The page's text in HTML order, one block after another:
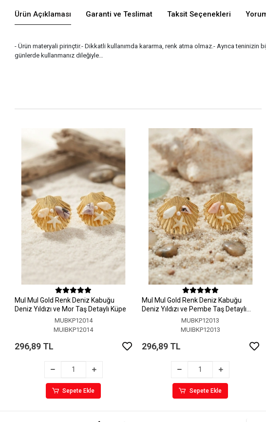
Ürün Açıklaması Garanti ve Teslimat Taksit Seçenekleri
- Ürün materyali pirinçtir.- Dikkatli kullanımda kararma, renk atma olmaz.- Ayrıca teninizin
günlerde kullanmanız dileğiyle…
MuI MuI Gold Renk Deniz Kabuğu
Deniz Yıldızı ve Mor Taş Detaylı Küpe
MUBKP12014
MUIBKP12014
296,89 TL
Sepete Ekle
MuI MuI Gold Renk Deniz Kabuğu
Deniz Yıldızı ve Pembe Taş Detaylı
MUBKP12013
MUIBKP12013
296,89 TL
Sepete Ekle